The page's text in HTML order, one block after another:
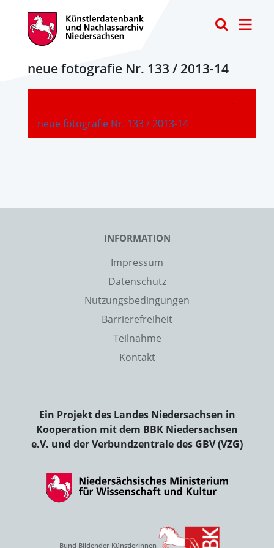
neue fotografie Nr. 133 / 2013-14
neue fotografie Nr. 133 / 2013-14
-
INFORMATION
Impressum
Datenschutz
Nutzungsbedingungen
Barrierefreiheit
Teilnahme
Kontakt
Ein Projekt des Landes Niedersachsen in
Kooperation mit dem BBK Niedersachsen
e.V. und der Verbundzentrale des GBV (VZG)
Bund Bildender Künstlerinnen